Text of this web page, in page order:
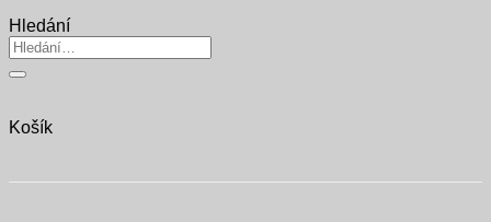
Hledání
Hledat:
Košík